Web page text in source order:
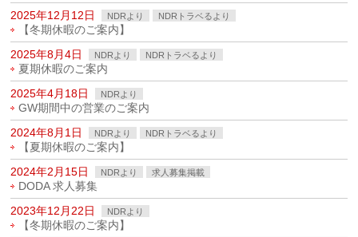
2025年12月12日
NDRより NDRトラベるより
【冬期休暇のご案内】
2025年8月4日
NDRより NDRトラベるより
夏期休暇のご案内
2025年4月18日
NDRより
GW期間中の営業のご案内
2024年8月1日
NDRより NDRトラベるより
【夏期休暇のご案内】
2024年2月15日
NDRより 求人募集掲載
DODA 求人募集
2023年12月22日
NDRより
【冬期休暇のご案内】